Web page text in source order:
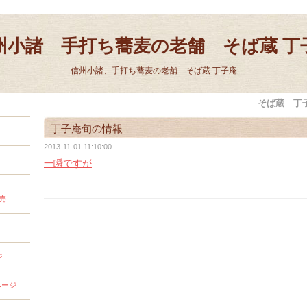
小諸 手打ち蕎麦の老舗 そば蔵 丁
信州小諸、手打ち蕎麦の老舗 そば蔵 丁子庵
そば蔵 丁
丁子庵旬の情報
2013-11-01 11:10:00
一瞬ですが
ジ